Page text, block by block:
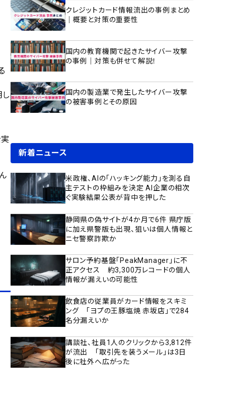
クレジットカード情報流出の事例まとめ
｜概要と対策の重要性
国内の教育機関で起きたサイバー攻撃
の事例｜対策も併せて解説！
国内の製造業で発生したサイバー攻撃
の被害事例とその原因
新着ニュース
米政権、AIの「ハッキング能力」を測る自
主テストの枠組みを決定 AI企業の相次
ぐ実験結果公表が背中を押した
静岡県の偽サイトが4か月で6件 県庁版
に加え県警版も出現、狙いは個人情報と
ニセ警察詐欺か
サロン予約基盤「PeakManager」に不
正アクセス 約3,300万レコードの個人
情報が漏えいの可能性
飲食店の従業員がカード情報をスキミ
ング 「ヨプの王豚塩焼 赤坂店」で284
名分漏えいか
講談社、社員1人のクリックから3,812件
が流出 「取引先を装うメール」は3日
後に社外へ広がった